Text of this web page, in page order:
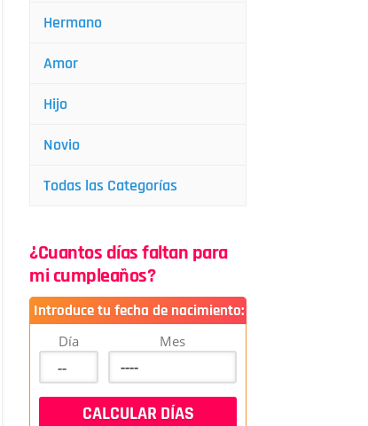
Hermano
Amor
Hijo
Novio
Todas las Categorías
¿Cuantos días faltan para
mi cumpleaños?
Introduce tu fecha de nacimiento:
Día Mes